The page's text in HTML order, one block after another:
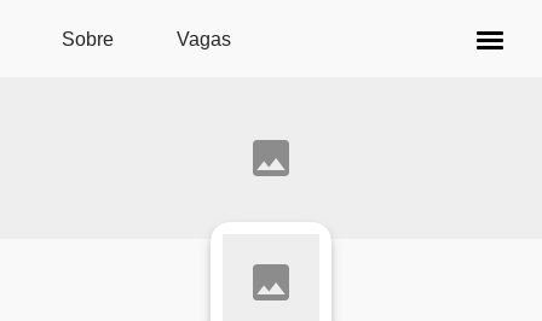
Pular para o conteúdo principal
Sobre Vagas